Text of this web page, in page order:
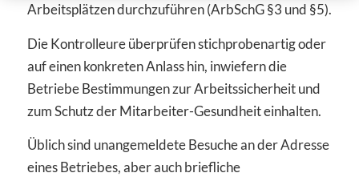
Arbeitsplätzen durchzuführen (ArbSchG §3 und §5).
Die Kontrolleure überprüfen stichprobenartig oder
auf einen konkreten Anlass hin, inwiefern die
Betriebe Bestimmungen zur Arbeitssicherheit und
zum Schutz der Mitarbeiter-Gesundheit einhalten.
Üblich sind unangemeldete Besuche an der Adresse
eines Betriebes, aber auch briefliche